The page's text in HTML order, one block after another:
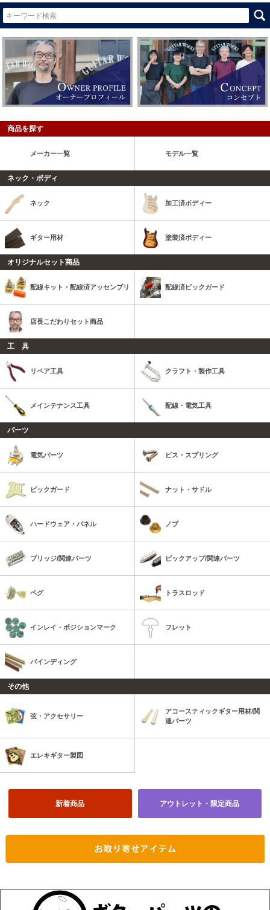
商品を探す
メーカー一覧 モデル一覧
ネック・ボディ
ネック 加工済ボディー
ギター用材 塗装済ボディー
オリジナルセット商品
配線キット・配線済アッセンブリ 配線済ピックガード
店長こだわりセット商品
工 具
リペア工具 クラフト・製作工具
メインテナンス工具 配線・電気工具
パーツ
電気パーツ ビス・スプリング
ピックガード ナット・サドル
ハードウェア・パネル ノブ
ブリッジ/関連パーツ ピックアップ/関連パーツ
ペグ トラスロッド
インレイ・ポジションマーク フレット
バインディング
その他
弦・アクセサリー
アコースティックギター用材/関
連パーツ
エレキギター製図
新着商品 アウトレット・限定商品